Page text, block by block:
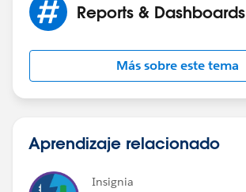
Reports & Dashboards
Más sobre este tema
Aprendizaje relacionado
Insignia